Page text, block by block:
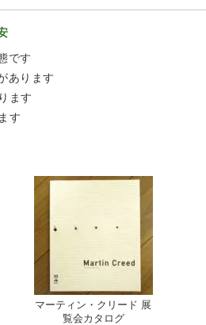
です
あります
ます
す
マーティン・クリード 展
覧会カタログ